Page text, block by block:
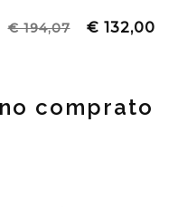
€ 194,07 € 132,00
comprato